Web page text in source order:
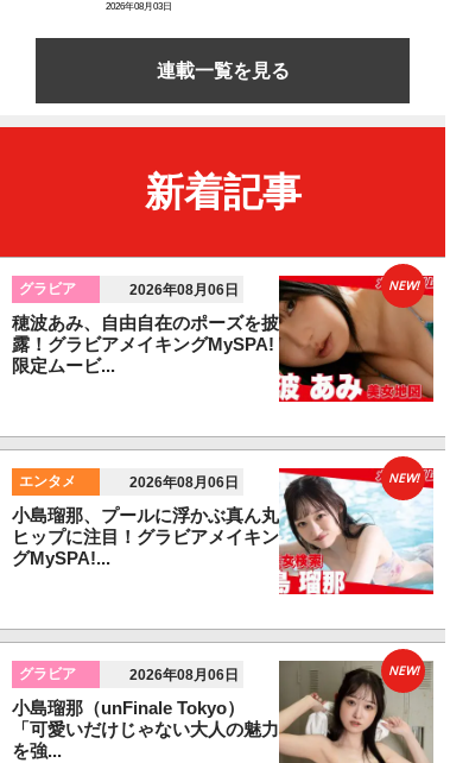
2026年08月03日
連載一覧を見る
新着記事
グラビア 2026年08月06日
穂波あみ、自由自在のポーズを披
露！グラビアメイキングMySPA!
限定ムービ...
NEW!
エンタメ 2026年08月06日
小島瑠那、プールに浮かぶ真ん丸
ヒップに注目！グラビアメイキン
グMySPA!...
NEW!
グラビア 2026年08月06日
小島瑠那（unFinale Tokyo）
「可愛いだけじゃない大人の魅力
を強...
NEW!